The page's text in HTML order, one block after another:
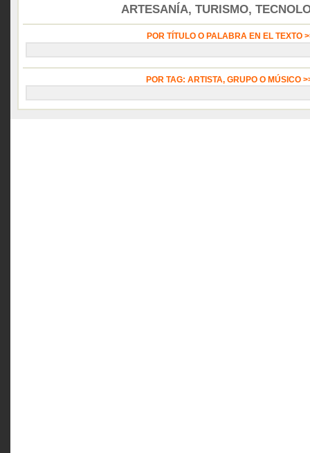
ARTESANÍA, TURISMO,
POR TÍTULO O PALABRA EN EL TEXTO
POR TAG: ARTISTA, GRUPO O MÚSICO